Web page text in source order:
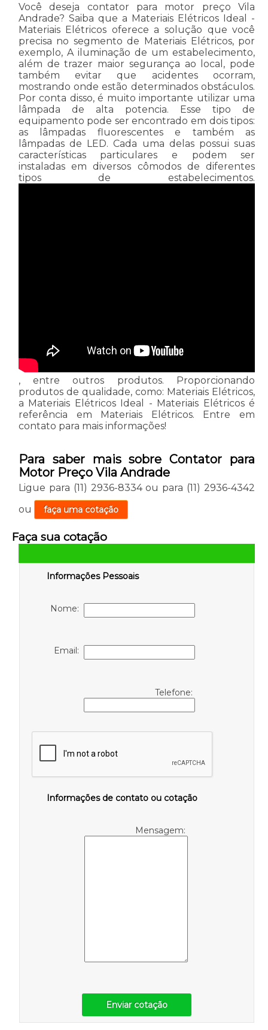
Você deseja contator para motor preço Vila
Andrade? Saiba que a Materiais Elétricos Ideal -
Materiais Elétricos oferece a solução que você
precisa no segmento de Materiais Elétricos, por
exemplo, A iluminação de um estabelecimento,
além de trazer maior segurança ao local, pode
também evitar que acidentes ocorram,
mostrando onde estão determinados obstáculos.
Por conta disso, é muito importante utilizar uma
lâmpada de alta potencia. Esse tipo de
equipamento pode ser encontrado em dois tipos:
as lâmpadas fluorescentes e também as
lâmpadas de LED. Cada uma delas possui suas
características particulares e podem ser
instaladas em diversos cômodos de diferentes
tipos de estabelecimentos.
, entre outros produtos. Proporcionando
produtos de qualidade, como: Materiais Elétricos,
a Materiais Elétricos Ideal - Materiais Elétricos é
referência em Materiais Elétricos. Entre em
contato para mais informações!
Para saber mais sobre Contator para
Motor Preço Vila Andrade
Ligue para (11) 2936-8334ou para (11) 2936-4342
ou
faça uma cotação
Faça sua cotação
Informações Pessoais
Nome:
Email:
Telefone:
Informações de contato ou cotação
Mensagem:
Enviar cotação